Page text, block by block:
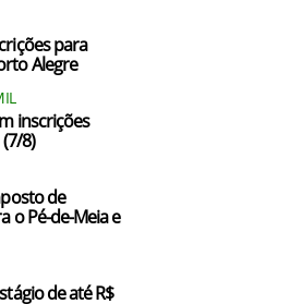
para
Alegre
inscrições
8)
de
o Pé-de-Meia e
de até R$